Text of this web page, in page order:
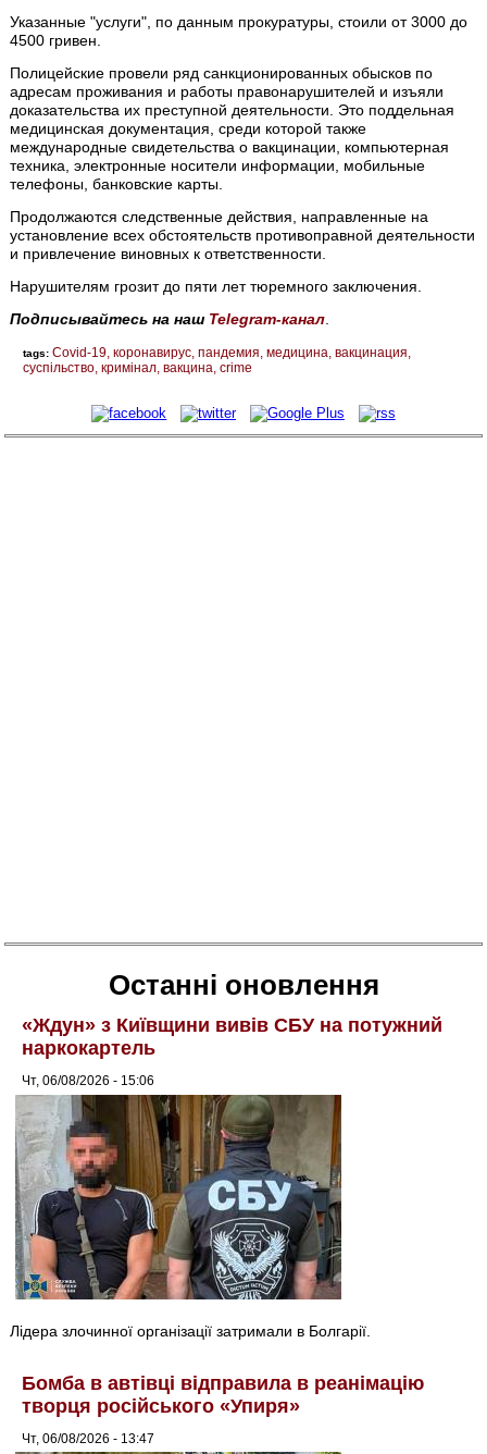
Указанные "услуги", по данным прокуратуры, стоили от 3000 до
4500 гривен.
Полицейские провели ряд санкционированных обысков по
адресам проживания и работы правонарушителей и изъяли
доказательства их преступной деятельности. Это поддельная
медицинская документация, среди которой также
международные свидетельства о вакцинации, компьютерная
техника, электронные носители информации, мобильные
телефоны, банковские карты.
Продолжаются следственные действия, направленные на
установление всех обстоятельств противоправной деятельности
и привлечение виновных к ответственности.
Нарушителям грозит до пяти лет тюремного заключения.
Подписывайтесь на наш Telegram-канал.
tags:Covid-19 коронавирус пандемия медицина вакцинация
суспільство кримінал вакцина crime
Останні оновлення
«Ждун» з Київщини вивів СБУ на потужний
наркокартель
Чт, 06/08/2026 - 15:06
Лідера злочинної організації затримали в Болгарії.
Бомба в автівці відправила в реанімацію
творця російського «Упиря»
Чт, 06/08/2026 - 13:47